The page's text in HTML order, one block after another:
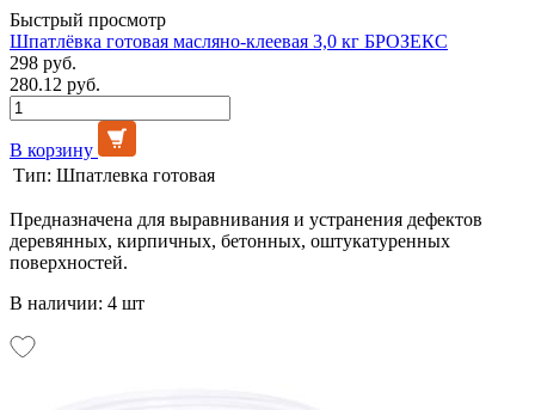
Быстрый просмотр
Шпатлёвка готовая масляно-клеевая 3,0 кг БРОЗЕКС
298 руб.
280.12 руб.
В корзину
Тип: Шпатлевка готовая
Предназначена для выравнивания и устранения дефектов
деревянных, кирпичных, бетонных, оштукатуренных
поверхностей.
В наличии: 4 шт